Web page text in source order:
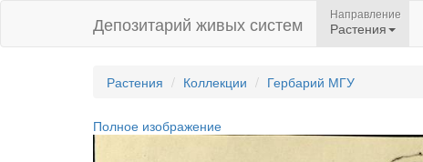
Депозитарий живых систем Направление
Растения
Растения Коллекции Гербарий МГУ
Полное изображение